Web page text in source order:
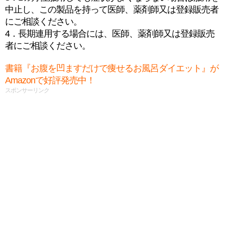
中止し、この製品を持って医師、薬剤師又は登録販売者
にご相談ください。
4．長期連用する場合には、医師、薬剤師又は登録販売
者にご相談ください。
書籍『お腹を凹ますだけで痩せるお風呂ダイエット』が
Amazonで好評発売中！
スポンサーリンク